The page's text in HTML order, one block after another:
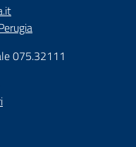
075.32111